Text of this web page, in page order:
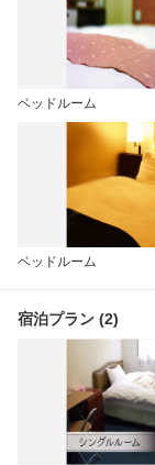
ベッドルーム
ベッドルーム
宿泊プラン (2)